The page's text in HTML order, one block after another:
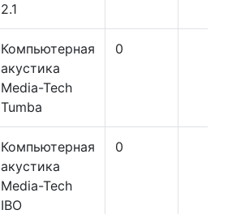
2.1
Компьютерная
акустика
Media-Tech
Tumba
0
Компьютерная
акустика
Media-Tech
IBO
0